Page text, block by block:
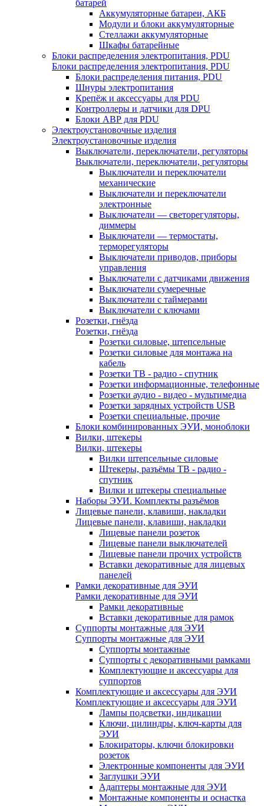
батарей
Аккумуляторные батареи, АКБ
Модули и блоки аккумуляторные
Стеллажи аккумуляторные
Шкафы батарейные
Блоки распределения электропитания, PDU
Блоки распределения электропитания, PDU
Блоки распределения питания, PDU
Шнуры электропитания
Крепёж и аксессуары для PDU
Контроллеры и датчики для DPU
Блоки АВР для PDU
Электроустановочные изделия
Электроустановочные изделия
Выключатели, переключатели, регуляторы
Выключатели, переключатели, регуляторы
Выключатели и переключатели
механические
Выключатели и переключатели
электронные
Выключатели — светорегуляторы,
диммеры
Выключатели — термостаты,
терморегуляторы
Выключатели приводов, приборы
управления
Выключатели с датчиками движения
Выключатели сумеречные
Выключатели с таймерами
Выключатели с ключами
Розетки, гнёзда
Розетки, гнёзда
Розетки силовые, штепсельные
Розетки силовые для монтажа на
кабель
Розетки ТВ - радио - спутник
Розетки информационные, телефонные
Розетки аудио - видео - мультимедиа
Розетки зарядных устройств USB
Розетки специальные, прочие
Блоки комбинированных ЭУИ, моноблоки
Вилки, штекеры
Вилки, штекеры
Вилки штепсельные силовые
Штекеры, разъёмы ТВ - радио -
спутник
Вилки и штекеры специальные
Наборы ЭУИ. Комплекты разъёмов
Лицевые панели, клавиши, накладки
Лицевые панели, клавиши, накладки
Лицевые панели розеток
Лицевые панели выключателей
Лицевые панели прочих устройств
Вставки декоративные для лицевых
панелей
Рамки декоративные для ЭУИ
Рамки декоративные для ЭУИ
Рамки декоративные
Вставки декоративные для рамок
Суппорты монтажные для ЭУИ
Суппорты монтажные для ЭУИ
Суппорты монтажные
Суппорты с декоративными рамками
Комплектующие и аксессуары для
суппортов
Комплектующие и аксессуары для ЭУИ
Комплектующие и аксессуары для ЭУИ
Лампы подсветки, индикации
Ключи, цилиндры, ключ-карты для
ЭУИ
Блокираторы, ключи блокировки
розеток
Электронные компоненты для ЭУИ
Заглушки ЭУИ
Адаптеры монтажные для ЭУИ
Монтажные компоненты и оснастка